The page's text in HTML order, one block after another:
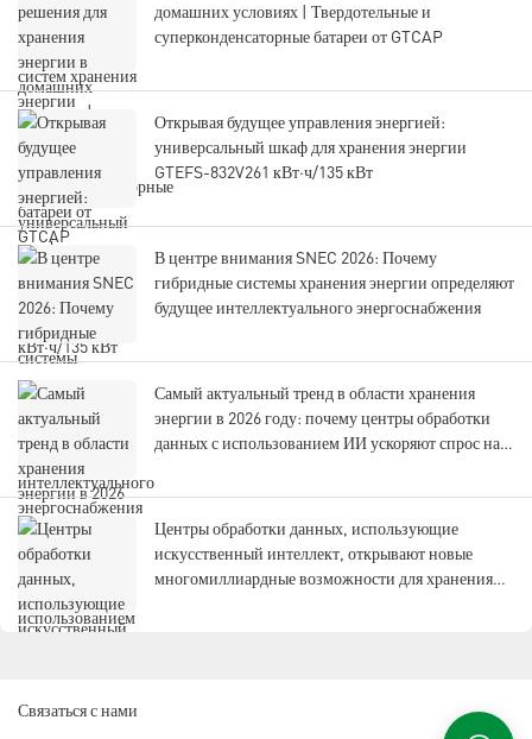
домашних условиях | Твердотельные и
суперконденсаторные батареи от GTCAP
Открывая будущее управления энергией:
универсальный шкаф для хранения энергии
GTEFS-832V261 кВт·ч/135 кВт
В центре внимания SNEC 2026: Почему
гибридные системы хранения энергии определяют
будущее интеллектуального энергоснабжения
Самый актуальный тренд в области хранения
энергии в 2026 году: почему центры обработки
данных с использованием ИИ ускоряют спрос на
Центры обработки данных, использующие
искусственный интеллект, открывают новые
многомиллиардные возможности для хранения
Связаться с нами